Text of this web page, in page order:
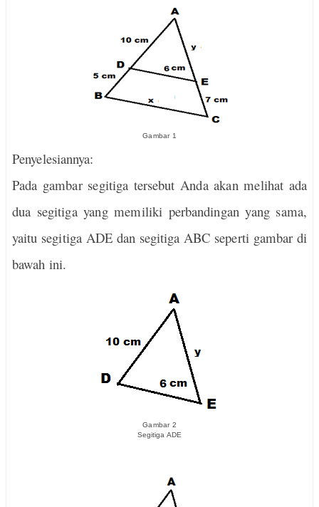
Gambar 1
Penyelesiannya:
Pada gambar segitiga tersebut Anda akan melihat ada
dua segitiga yang memiliki perbandingan yang sama,
yaitu segitiga ADE dan segitiga ABC seperti gambar di
bawah ini.
Gambar 2
Segitiga ADE